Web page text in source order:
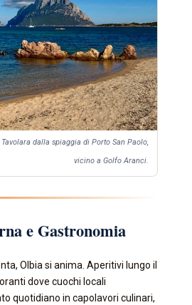
dalla spiaggia di Porto San Paolo,
vicino a Golfo Aranci.
e Gastronomia
Olbia si anima. Aperitivi lungo il
dove cuochi locali
quotidiano in capolavori culinari,